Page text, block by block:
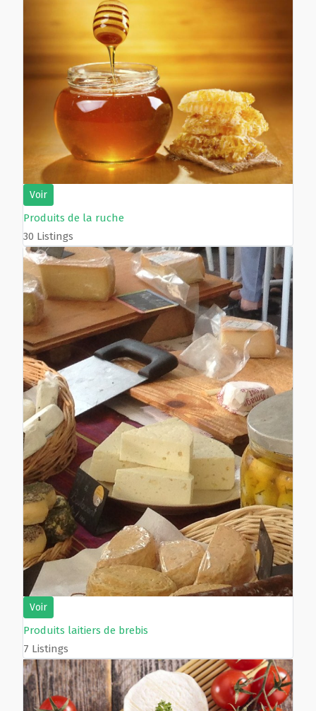
Voir
Produits de la ruche
30 Listings
Voir
Produits laitiers de brebis
7 Listings